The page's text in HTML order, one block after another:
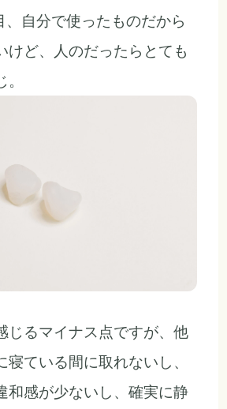
自分で使ったものだから
けど、人のだったらとても
じるマイナス点ですが、他
ている間に取れないし、
和感が少ないし、確実に静